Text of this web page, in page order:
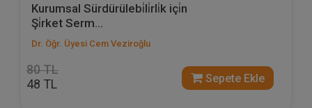
Kurumsal Sürdürülebi̇li̇rli̇k içi̇n
Şi̇rket Serm...
Dr. Öğr. Üyesi Cem Veziroğlu
80 TL
48 TL Sepete Ekle